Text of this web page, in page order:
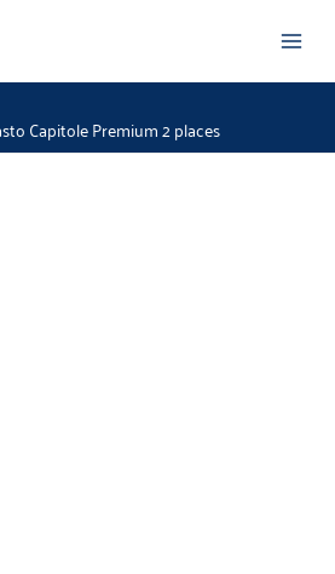
Capitole Premium 2 places